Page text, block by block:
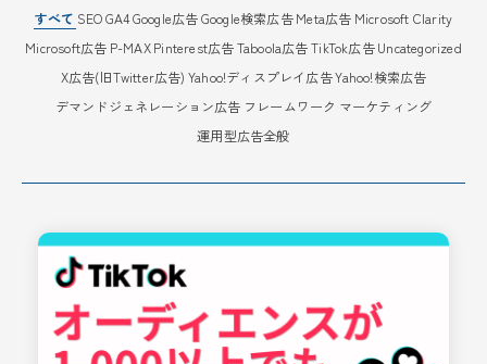
すべて SEOGA4Google広告Google検索広告Meta広告 Microsoft Clarity
Microsoft広告 P-MAXPinterest広告Taboola広告TikTok広告Uncategorized
X広告(旧Twitter広告) Yahoo!ディスプレイ広告Yahoo!検索広告
デマンドジェネレーション広告 フレームワーク マーケティング
運用型広告全般